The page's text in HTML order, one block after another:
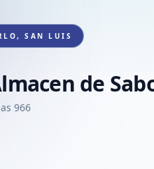
SAN LUIS
de
966